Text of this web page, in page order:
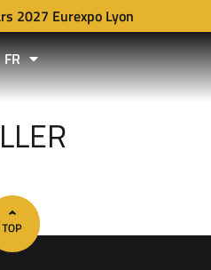
2027 Eurexpo Lyon
FR
EN